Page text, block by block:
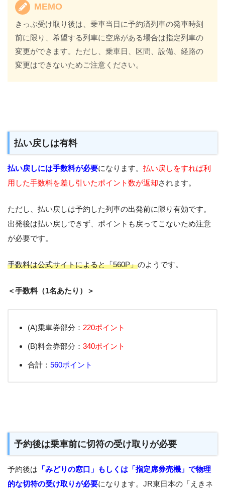
MEMO
きっぷ受け取り後は、乗車当日に予約済列車の発車時刻
前に限り、希望する列車に空席がある場合は指定列車の
変更ができます。ただし、乗車日、区間、設備、経路の
変更はできないためご注意ください。
払い戻しは有料
払い戻しには手数料が必要になります。 払い戻しをすれば利
用した手数料を差し引いたポイント数が返却されます。
ただし、払い戻しは予約した列車の出発前に限り有効です。
出発後は払い戻しできず、ポイントも戻ってこないため注意
が必要です。
手数料は公式サイトによると「560P」のようです。
＜手数料（1名あたり）＞
(A)乗車券部分： 220ポイント
(B)料金券部分： 340ポイント
合計： 560ポイント
予約後は乗車前に切符の受け取りが必要
予約後は 「みどりの窓口」もしくは「指定席券売機」で物理
的な切符の受け取りが必要になります。JR東日本の「えきネ